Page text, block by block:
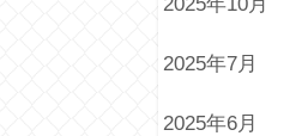
2025年7月
2025年6月